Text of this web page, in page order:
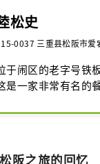
松史
0037 三重县松阪市爱
于闹区的老字号铁板
是一家非常有名的
口大小的西式烧烤
阪之旅的回忆